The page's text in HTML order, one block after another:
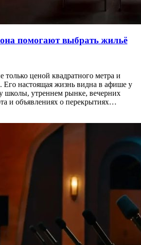
помогают выбрать жильё
только ценой квадратного метра и
Его настоящая жизнь видна в афише у
у школы, утреннем рынке, вечерних
и объявлениях о перекрытиях…